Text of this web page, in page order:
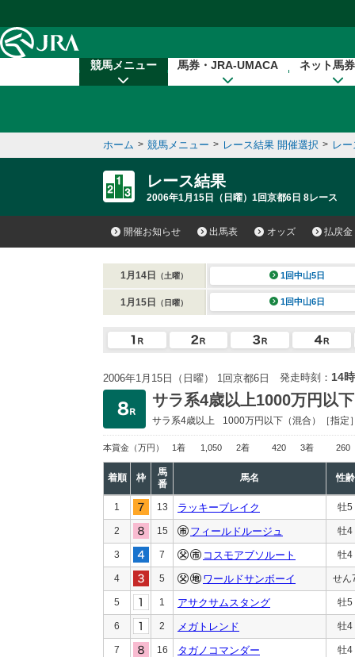
競馬メニュー 馬券・JRA-UMACA ネット馬
ホーム > 競馬メニュー > レース結果 開催選択 > レ
レース結果
2006年1月15日（日曜）1回京都6日 8レース
開催お知らせ 出馬表 オッズ 払戻金
1月14日 （土曜） 1回中山5日
1月15日 （日曜） 1回中山6日
2006年1月15日（日曜） 1回京都6日 発走時刻： 14
サラ系4歳以上1000万円以下
サラ系4歳以上 1000万円以下 （混合）［指定
本賞金 （万円） 1着 1,050 2着 420 3着 260
着順 枠
馬
番
馬名 性齢
1 13 ラッキーブレイク 牡5
2 15 フィールドルージュ 牡4
3 7 コスモアブソルート 牡4
4 5 ワールドサンボーイ せん
5 1 アサクサムスタング 牡5
6 2 メガトレンド 牡4
7 16 タガノコマンダー 牡4